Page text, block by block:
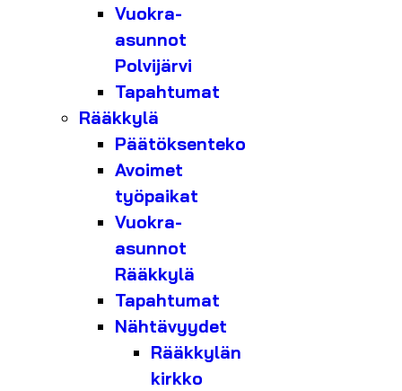
Vuokra-
asunnot
Polvijärvi
Tapahtumat
Rääkkylä
Päätöksenteko
Avoimet
työpaikat
Vuokra-
asunnot
Rääkkylä
Tapahtumat
Nähtävyydet
Rääkkylän
kirkko